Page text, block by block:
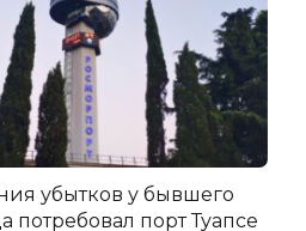
убытков у бывшего
потребовал порт Туапсе